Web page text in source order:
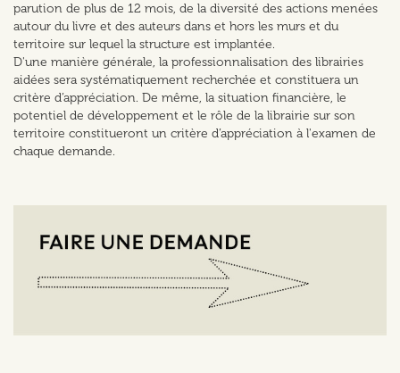
parution de plus de 12 mois, de la diversité des actions menées
autour du livre et des auteurs dans et hors les murs et du
territoire sur lequel la structure est implantée.
D'une manière générale, la professionnalisation des librairies
aidées sera systématiquement recherchée et constituera un
critère d’appréciation. De même, la situation financière, le
potentiel de développement et le rôle de la librairie sur son
territoire constitueront un critère d’appréciation à l'examen de
chaque demande.